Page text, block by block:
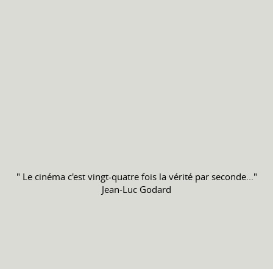
" Le cinéma c'est vingt-quatre fois la vérité par seconde..."
Jean-Luc Godard